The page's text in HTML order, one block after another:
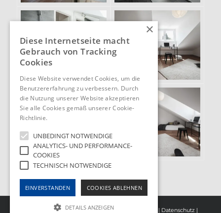
Copyright 2021 homestaging münchen | | Datenschutz |
×
Diese Internetseite macht
Gebrauch von Tracking
Cookies
Diese Website verwendet Cookies, um die
Benutzererfahrung zu verbessern. Durch
die Nutzung unserer Website akzeptieren
Sie alle Cookies gemäß unserer Cookie-
Richtlinie.
UNBEDINGT NOTWENDIGE
ANALYTICS- UND PERFORMANCE-
COOKIES
TECHNISCH NOTWENDIGE
EINVERSTANDEN COOKIES ABLEHNEN
DETAILS ANZEIGEN